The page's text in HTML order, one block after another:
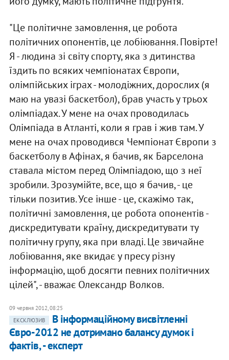
"Це політичне замовлення, це робота
політичних опонентів, це лобіювання. Повірте!
Я - людина зі світу спорту, яка з дитинства
їздить по всяких чемпіонатах Європи,
олімпійських іграх - молодіжних, дорослих (я
маю на увазі баскетбол), брав участь у трьох
олімпіадах. У мене на очах проводилась
Олімпіада в Атланті, коли я грав і жив там. У
мене на очах проводився Чемпіонат Європи з
баскетболу в Афінах, я бачив, як Барселона
ставала містом перед Олімпіадою, що з неї
зробили. Зрозумійте, все, що я бачив, - це
тільки позитив. Усе інше - це, скажімо так,
політичні замовлення, це робота опонентів -
дискредитувати країну, дискредитувати ту
політичну групу, яка при владі. Це звичайне
лобіювання, яке вкидає у пресу різну
інформацію, щоб досягти певних політичних
цілей", - вважає Олександр Волков.
09 червня 2012, 08:25
ЕКСКЛЮЗИВ
В інформаційному висвітленні
Євро-2012 не дотримано балансу думок і
фактів, - експерт